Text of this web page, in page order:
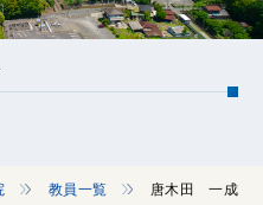
教員一覧 唐木田 一成